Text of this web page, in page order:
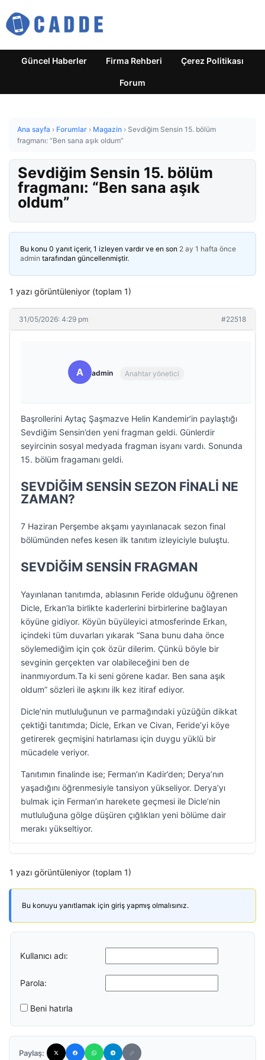
Güncel Haberler Firma Rehberi Çerez Politikası
Forum
Ana sayfa › Forumlar › Magazin › Sevdiğim Sensin 15. bölüm
fragmanı: “Ben sana aşık oldum”
Sevdiğim Sensin 15. bölüm
fragmanı: “Ben sana aşık
oldum”
Bu konu 0 yanıt içerir, 1 izleyen vardır ve en son 2 ay 1 hafta önce
admin tarafından güncellenmiştir.
1 yazı görüntüleniyor (toplam 1)
31/05/2026: 4:29 pm #22518
A admin Anahtar yönetici
Başrollerini Aytaç Şaşmazve Helin Kandemir’in paylaştığı
Sevdiğim Sensin’den yeni fragman geldi. Günlerdir
seyircinin sosyal medyada fragman isyanı vardı. Sonunda
15. bölüm fragamanı geldi.
SEVDİĞİM SENSİN SEZON FİNALİ NE
ZAMAN?
7 Haziran Perşembe akşamı yayınlanacak sezon final
bölümünden nefes kesen ilk tanıtım izleyiciyle buluştu.
SEVDİĞİM SENSİN FRAGMAN
Yayınlanan tanıtımda, ablasının Feride olduğunu öğrenen
Dicle, Erkan’la birlikte kaderlerini birbirlerine bağlayan
köyüne gidiyor. Köyün büyüleyici atmosferinde Erkan,
içindeki tüm duvarları yıkarak “Sana bunu daha önce
söylemediğim için çok özür dilerim. Çünkü böyle bir
sevginin gerçekten var olabileceğini ben de
inanmıyordum.Ta ki seni görene kadar. Ben sana aşık
oldum” sözleri ile aşkını ilk kez itiraf ediyor.
Dicle’nin mutluluğunun ve parmağındaki yüzüğün dikkat
çektiği tanıtımda; Dicle, Erkan ve Civan, Feride’yi köye
getirerek geçmişini hatırlaması için duygu yüklü bir
mücadele veriyor.
Tanıtımın finalinde ise; Ferman’ın Kadir’den; Derya’nın
yaşadığını öğrenmesiyle tansiyon yükseliyor. Derya’yı
bulmak için Ferman’ın harekete geçmesi ile Dicle’nin
mutluluğuna gölge düşüren çığlıkları yeni bölüme dair
merakı yükseltiyor.
1 yazı görüntüleniyor (toplam 1)
Bu konuyu yanıtlamak için giriş yapmış olmalısınız.
Kullanıcı adı:
Parola:
Beni hatırla
Paylaş: